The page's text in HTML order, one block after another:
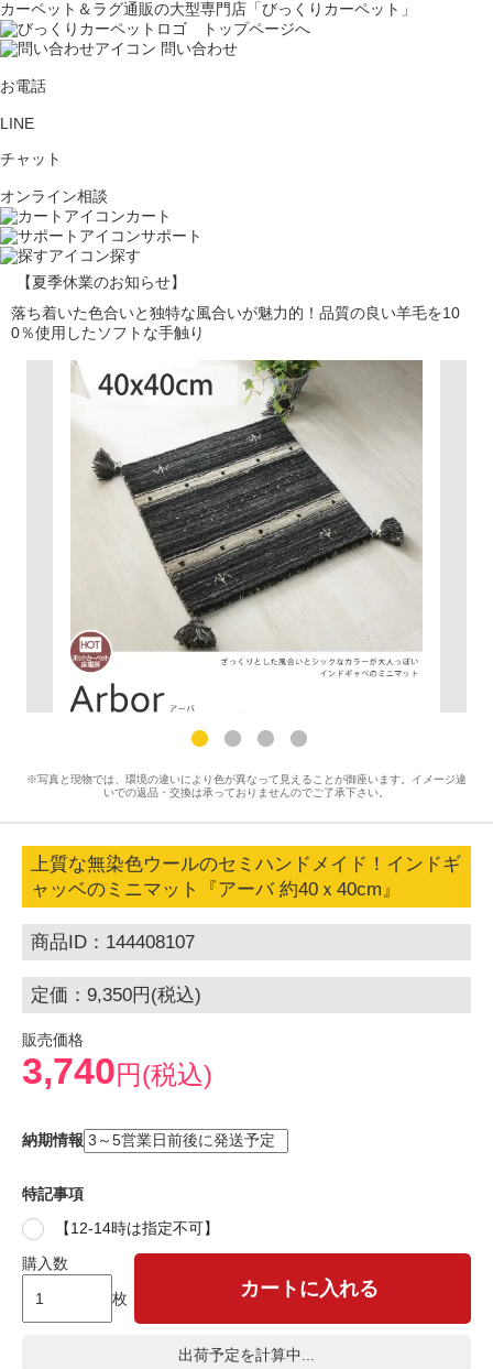
カーペット＆ラグ通販の大型専門店「びっくりカーペット」
問い合わせ
お電話
LINE
チャット
オンライン相談
カート
サポート
探す
【夏季休業のお知らせ】
落ち着いた色合いと独特な風合いが魅力的！品質の良い羊毛を10
0％使用したソフトな手触り
※写真と現物では、環境の違いにより色が異なって見えることが御座います。イメージ違
いでの返品・交換は承っておりませんのでご了承下さい。
上質な無染色ウールのセミハンドメイド！インドギ
ャッベのミニマット『アーバ 約40ｘ40cm』
商品ID：144408107
定価：9,350円(税込)
販売価格
3,740円(税込)
納期情報
特記事項
【12-14時は指定不可】
購入数
枚
カートに入れる
出荷予定を計算中...